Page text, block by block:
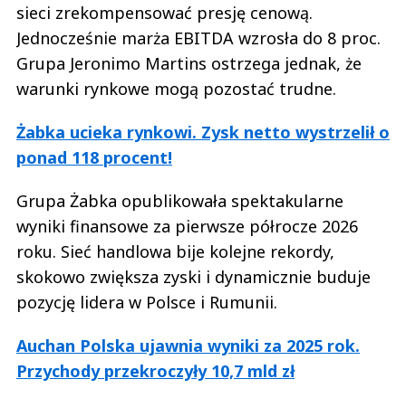
sieci zrekompensować presję cenową.
Jednocześnie marża EBITDA wzrosła do 8 proc.
Grupa Jeronimo Martins ostrzega jednak, że
warunki rynkowe mogą pozostać trudne.
Żabka ucieka rynkowi. Zysk netto wystrzelił o
ponad 118 procent!
Grupa Żabka opublikowała spektakularne
wyniki finansowe za pierwsze półrocze 2026
roku. Sieć handlowa bije kolejne rekordy,
skokowo zwiększa zyski i dynamicznie buduje
pozycję lidera w Polsce i Rumunii.
Auchan Polska ujawnia wyniki za 2025 rok.
Przychody przekroczyły 10,7 mld zł